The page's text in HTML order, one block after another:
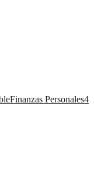
Finanzas Personales4